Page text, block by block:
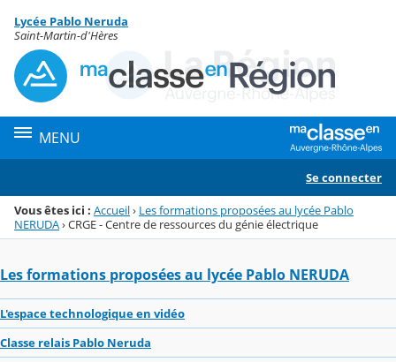
Menu de la rubrique
Contenu
Lycée Pablo Neruda
Saint-Martin-d'Hères
MENU
Se connecter
Vous êtes ici : Accueil› Les formations proposées au lycée Pablo
NERUDA›CRGE - Centre de ressources du génie électrique
Les formations proposées au lycée Pablo NERUDA
L'espace technologique en vidéo
Classe relais Pablo Neruda